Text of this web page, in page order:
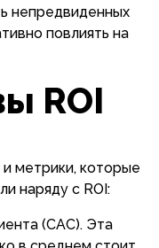
непредвиденных
повлиять на
ROI
метрики, которые
наряду с ROI:
(CAC). Эта